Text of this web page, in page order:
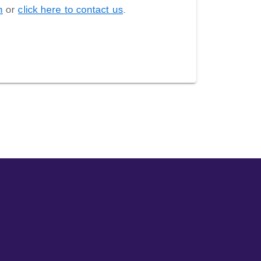
orclick here to contact us.